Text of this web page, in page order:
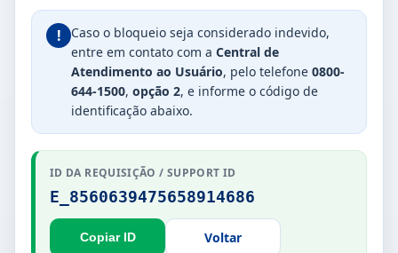
!
Caso o bloqueio seja considerado indevido,
entre em contato com a Central de
Atendimento ao Usuário, pelo telefone 0800-
644-1500, opção 2, e informe o código de
identificação abaixo.
ID DA REQUISIÇÃO / SUPPORT ID
E_8560639475658914686
Copiar ID Voltar